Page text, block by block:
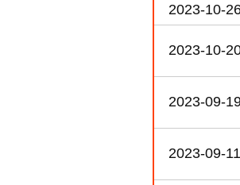
2023-10-
2023-10-
2023-09-
2023-09-11